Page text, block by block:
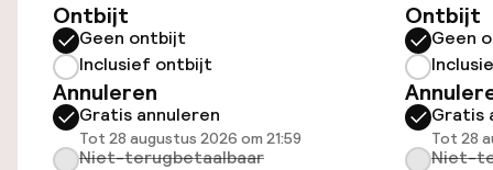
locatie
Fietsverhuur
Toegankelijkheid
Ontbijt
Geen ontbijt
Inclusief ontbijt
Annuleren
Gratis annuleren
Tot 28 augustus 2026 om 21:59
Niet-terugbetaalbaar
Ontbijt
Geen
Gratis
Tot 28
Niet-